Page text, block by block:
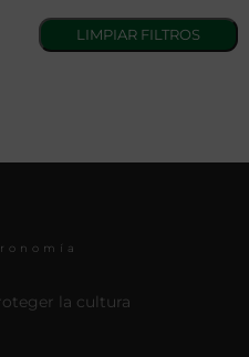
la cultura